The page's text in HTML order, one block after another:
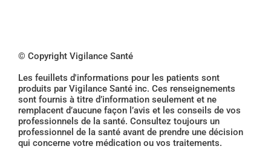
© Copyright Vigilance Santé
Les feuillets d'informations pour les patients sont
produits par Vigilance Santé inc. Ces renseignements
sont fournis à titre d’information seulement et ne
remplacent d’aucune façon l’avis et les conseils de vos
professionnels de la santé. Consultez toujours un
professionnel de la santé avant de prendre une décision
qui concerne votre médication ou vos traitements.